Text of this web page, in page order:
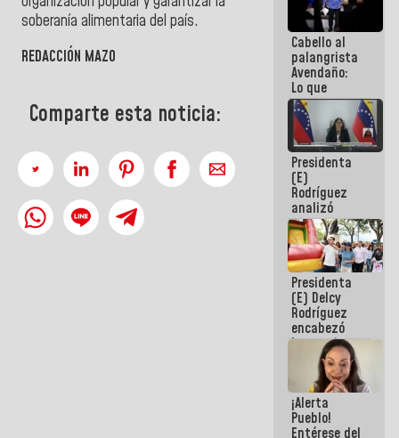
soberanía alimentaria del país.
REDACCIÓN MAZO
Comparte esta noticia:
marco de la
Constitución
de la
República
Cabello al
palangrista
Avendaño:
Lo que
vayas a
escribir
hazlo hoy
por que no
sabemos si
la semana
que viene
hay
programa
Presidenta
(E)
Rodríguez
analizó
junto a
gobernadores
planes de
recuperación
del Sistema
Eléctrico
Nacional
Presidenta
(E) Delcy
Rodríguez
encabezó
lanzamiento
del Plan
Nacional de
Recreación
Vacacional
¡Alerta
Pueblo!
Entérese del